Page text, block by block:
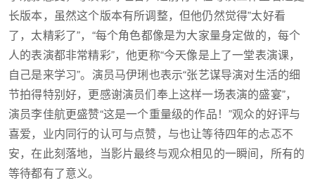
长版本，虽然这个版本有所调整，但他仍然觉得”太好看
了，太精彩了”，“每个角色都像是为大家量身定做的，每个
人的表演都非常精彩”，他更称“今天像是上了一堂表演课，
自己是来学习”。演员马伊琍也表示“张艺谋导演对生活的细
节拍得特别好，更感谢演员们奉上这样一场表演的盛宴”，
演员李佳航更盛赞“这是一个重量级的作品！”观众的好评与
喜爱，业内同行的认可与点赞，与也让等待四年的忐忑不
安，在此刻落地，当影片最终与观众相见的一瞬间，所有的
等待都有了意义。